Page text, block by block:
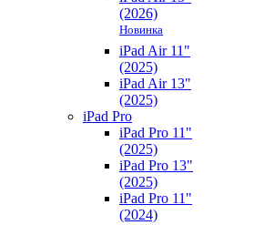
(2026)
Новинка
iPad Air 11"
(2025)
iPad Air 13"
(2025)
iPad Pro
iPad Pro 11"
(2025)
iPad Pro 13"
(2025)
iPad Pro 11"
(2024)